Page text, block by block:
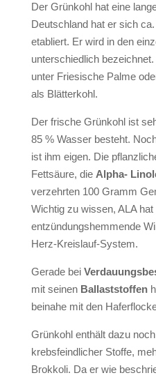
Der Grünkohl hat eine
Deutschland hat er sich
etabliert. Er wird in den
unterschiedlich
unter Friesische Palme
als Blätterkohl.
Der frische Grünkohl ist
85 % Wasser besteht.
ist ihm eigen. Die
Fettsäure, die Alpha-
verzehrten 100 Gramm
Wichtig zu wissen, ALA hat
entzündungshemmende
Herz-Kreislauf-System.
Gerade bei
mit seinen Ballaststoffen
beinahe mit den
Grünkohl enthält dazu
krebsfeindlicher Stoffe,
Brokkoli. Da er wie